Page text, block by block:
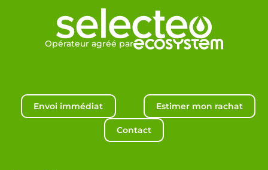
Opérateur agréé par
Envoi immédiat Estimer mon rachat
Contact